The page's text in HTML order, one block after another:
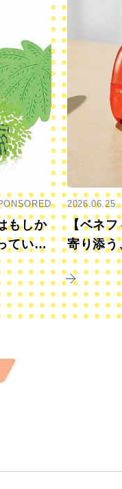
もしか
ていま
2026.06.25
【ベネフ
寄り添う
きに